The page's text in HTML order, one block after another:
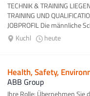
TECHNIK & TRAINING
TRAINING UND
JOBPROFIL Die männliche
Kuchl
heute
Health, Safety,
ABB Group
Ihre Rolle: Übernehmen Sie